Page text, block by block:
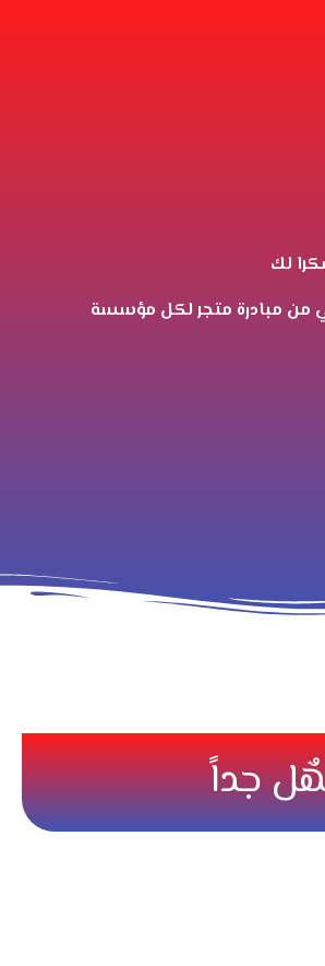
من مبادرة متجر لكل مؤسسة
جداً